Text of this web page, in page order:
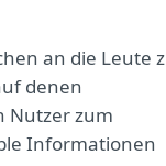
an die Leute
denen
Nutzer zum
Informationen